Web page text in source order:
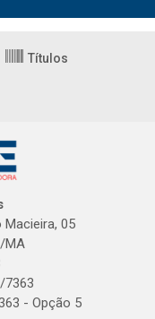
Títulos
Macieira, 05
MA
7363
- Opção 5